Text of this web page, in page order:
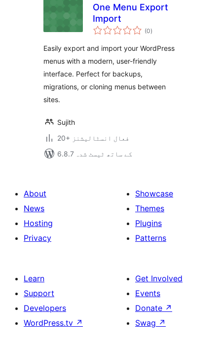
One Menu Export
Import
(0مجموعی
درجہ
)
Easily export and import your WordPress
menus with a modern, user-friendly
interface. Perfect for backups,
migrations, or cloning menus between
sites.
Sujith
20+ فعال انسٹالیشنز
6.8.7 کے ساتھ ٹیسٹ شدہ
About
News
Hosting
Privacy
Showcase
Themes
Plugins
Patterns
Learn
Support
Developers
WordPress.tv ↗
Get Involved
Events
Donate ↗
Swag ↗